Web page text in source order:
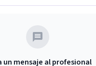
un mensaje al profesional